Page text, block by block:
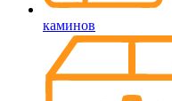
каминов